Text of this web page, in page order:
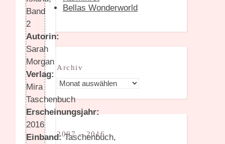
Band
2
Autorin:
Sarah
Morgan
Verlag:
Mira
Taschenbuch
Erscheinungsjahr:
2016
Einband:Taschenbuch,
Bellas Wonderworld
Archiv
Archiv
2007 – 2016